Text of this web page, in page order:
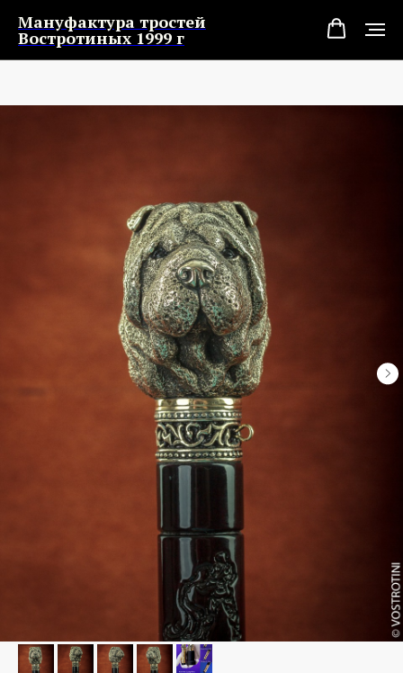
Мануфактура тростей
Востротиных 1999 г